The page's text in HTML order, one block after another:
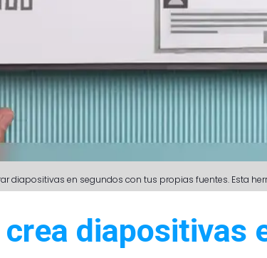
diapositivas en segundos con tus propias fuentes. Esta
diapositivas